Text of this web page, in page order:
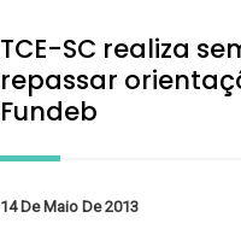
TCE-SC realiza
repassar
Fundeb
14 De Maio De 2013